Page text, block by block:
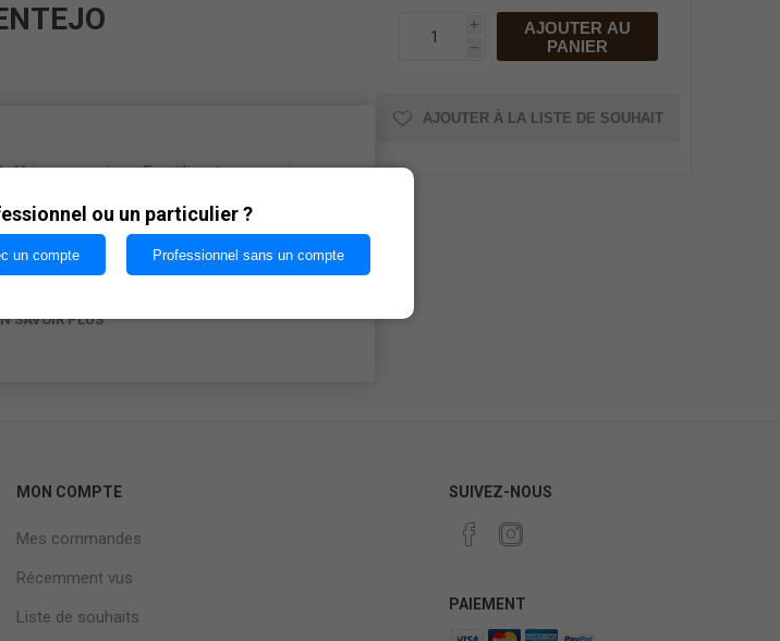
i
h
AJOUTER AU
PANIER
AJOUTER À LA LISTE DE SOUHAIT
MON COMPTE
Mes commandes
Récemment vus
Liste de souhaits
SUIVEZ-NOUS
PAIEMENT
nos services. En utilisant nos services,
OK
SAVOIR PLUS
ou un particulier ?
un compte Professionnel sans un compte